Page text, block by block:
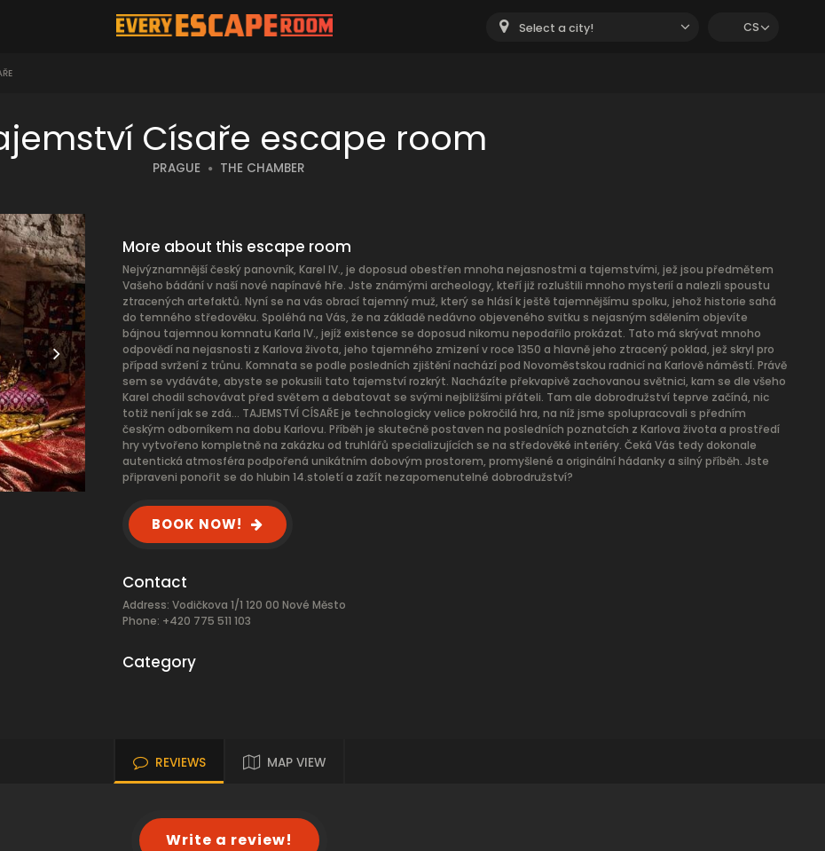
Select a city! CS
Císaře escape room
PRAGUE THE CHAMBER
More about this escape room
Nejvýznamnější český panovník, Karel IV., je doposud obestřen mnoha nejasnostmi a tajemstvími, jež jsou předmětem
Vašeho bádání v naší nové napínavé hře. Jste známými archeology, kteří již rozluštili mnoho mysterií a nalezli spoustu
ztracených artefaktů. Nyní se na vás obrací tajemný muž, který se hlásí k ještě tajemnějšímu spolku, jehož historie sahá
do temného středověku. Spoléhá na Vás, že na základě nedávno objeveného svitku s nejasným sdělením objevíte
bájnou tajemnou komnatu Karla IV., jejíž existence se doposud nikomu nepodařilo prokázat. Tato má skrývat mnoho
odpovědí na nejasnosti z Karlova života, jeho tajemného zmizení v roce 1350 a hlavně jeho ztracený poklad, jež skryl pro
případ svržení z trůnu. Komnata se podle posledních zjištění nachází pod Novoměstskou radnicí na Karlově náměstí. Právě
sem se vydáváte, abyste se pokusili tato tajemství rozkrýt. Nacházíte překvapivě zachovanou světnici, kam se dle všeho
Karel chodil schovávat před světem a debatovat se svými nejbližšími přáteli. Tam ale dobrodružství teprve začíná, nic
totiž není jak se zdá… TAJEMSTVÍ CÍSAŘE je technologicky velice pokročilá hra, na níž jsme spolupracovali s předním
českým odborníkem na dobu Karlovu. Příběh je skutečně postaven na posledních poznatcích z Karlova života a prostředí
hry vytvořeno kompletně na zakázku od truhlářů specializujících se na středověké interiéry. Čeká Vás tedy dokonale
autentická atmosféra podpořená unikátním dobovým prostorem, promyšlené a originální hádanky a silný příběh. Jste
připraveni ponořit se do hlubin 14.století a zažít nezapomenutelné dobrodružství?
BOOK NOW!
Contact
Address: Vodičkova 1/1 120 00 Nové Město
Phone: +420 775 511 103
Category
REVIEWS MAP VIEW
Write a review!